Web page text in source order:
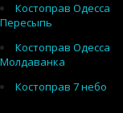
Костоправ Одесса
Пересыпь
Костоправ Одесса
Молдаванка
Костоправ 7 небо